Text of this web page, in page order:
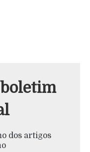
dos artigos